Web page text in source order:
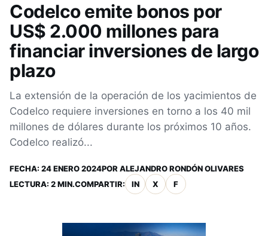
Codelco emite bonos por
US$ 2.000 millones para
financiar inversiones de largo
plazo
La extensión de la operación de los yacimientos de
Codelco requiere inversiones en torno a los 40 mil
millones de dólares durante los próximos 10 años.
Codelco realizó...
FECHA: 24 ENERO 2024POR ALEJANDRO RONDÓN OLIVARES
LECTURA: 2 MIN.COMPARTIR: IN X F